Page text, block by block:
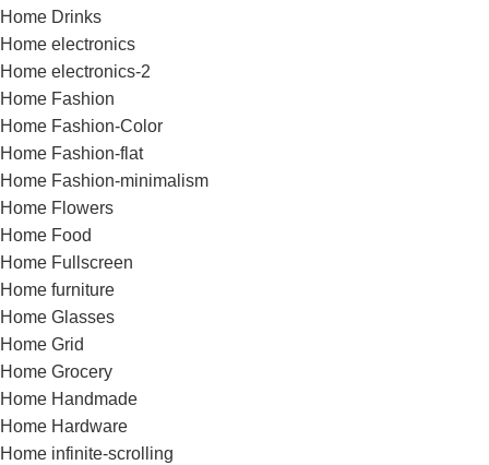
Home Drinks
Home electronics
Home electronics-2
Home Fashion
Home Fashion-Color
Home Fashion-flat
Home Fashion-minimalism
Home Flowers
Home Food
Home Fullscreen
Home furniture
Home Glasses
Home Grid
Home Grocery
Home Handmade
Home Hardware
Home infinite-scrolling